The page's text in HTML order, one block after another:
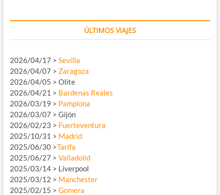
ÚLTIMOS VIAJES
2026/04/17 > Sevilla
2026/04/07 > Zaragoza
2026/04/05 > Olite
2026/04/21 > Bardenas Reales
2026/03/19 > Pamplona
2026/03/07 > Gijón
2026/02/23 > Fuerteventura
2025/10/31 > Madrid
2025/06/30 >Tarifa
2025/06/27 > Valladolid
2025/03/14 > Liverpool
2025/03/12 > Manchester
2025/02/15 > Gomera